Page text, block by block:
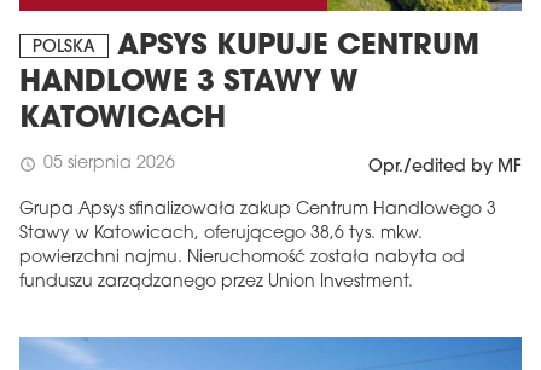
POLSKA
APSYS KUPUJE CENTRUM
HANDLOWE 3 STAWY W
KATOWICACH
schedule 05 sierpnia 2026 Opr./edited by MF
Grupa Apsys sfinalizowała zakup Centrum Handlowego 3
Stawy w Katowicach, oferującego 38,6 tys. mkw.
powierzchni najmu. Nieruchomość została nabyta od
funduszu zarządzanego przez Union Investment.